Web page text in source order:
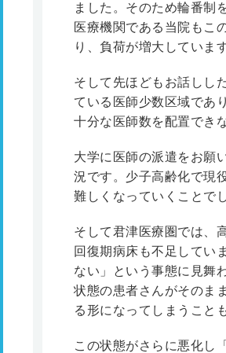
ました。そのため輪番制
医療機関である当院もこ
り、負荷が増大しています
そして先ほどもお話しし
ている医師少数区域であ
十分な医師数を配置でき
大学に医師の派遣をお願
況です。少子高齢化で現
難しくなっていくことで
そして君津医療圏では、
回復期病床も不足してい
ない」という事態に見舞
状態の患者さんがそのま
る形になってしまうこと
この状態がさらに悪化し